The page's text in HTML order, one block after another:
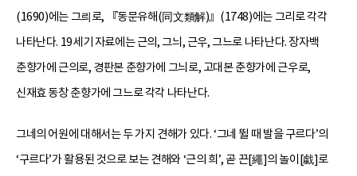
(1690)에는 그릐로, 『동문유해(同文類解)』(1748)에는 그리로 각각
나타난다. 19세기 자료에는 근의, 그늬, 근우, 그느로 나타난다. 장자백
춘향가에 근의로, 경판본 춘향가에 그늬로, 고대본 춘향가에 근우로,
신재효 동창 춘향가에 그느로 각각 나타난다.
그네의 어원에 대해서는 두 가지 견해가 있다. ‘그네 뛸 때 발을 구르다’의
‘구르다’가 활용된 것으로 보는 견해와 ‘근의 희’, 곧 끈[繩]의 놀이[戱]로